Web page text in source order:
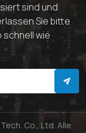
sind und
Sie bitte
schnell wie
Co., Ltd. Alle